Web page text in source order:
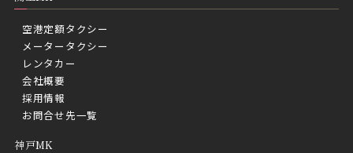
空港定額タクシー
メータータクシー
レンタカー
会社概要
採用情報
お問合せ先一覧
神戸MK